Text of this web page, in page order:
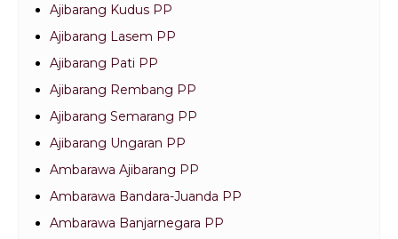
Ajibarang Kudus PP
Ajibarang Lasem PP
Ajibarang Pati PP
Ajibarang Rembang PP
Ajibarang Semarang PP
Ajibarang Ungaran PP
Ambarawa Ajibarang PP
Ambarawa Bandara-Juanda PP
Ambarawa Banjarnegara PP